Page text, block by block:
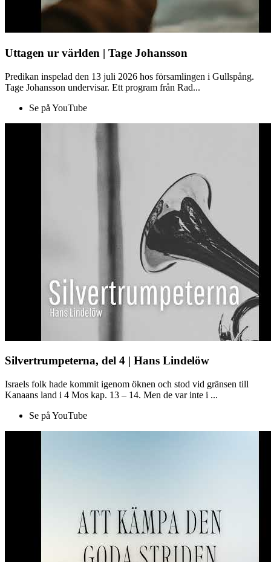
Uttagen ur världen | Tage Johansson
Predikan inspelad den 13 juli 2026 hos församlingen i Gullspång.
Tage Johansson undervisar. Ett program från Rad...
Se på YouTube
Silvertrumpeterna, del 4 | Hans Lindelöw
Israels folk hade kommit igenom öknen och stod vid gränsen till
Kanaans land i 4 Mos kap. 13 – 14. Men de var inte i ...
Se på YouTube